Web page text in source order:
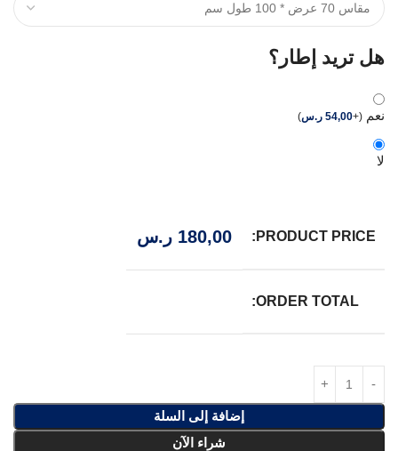
هل تريد إطار؟
نعم (
+
54,00 ر.س)
لا
PRODUCT PRICE:
180,00 ر.س
ORDER TOTAL:
إضافة إلى السلة
شراء الآن